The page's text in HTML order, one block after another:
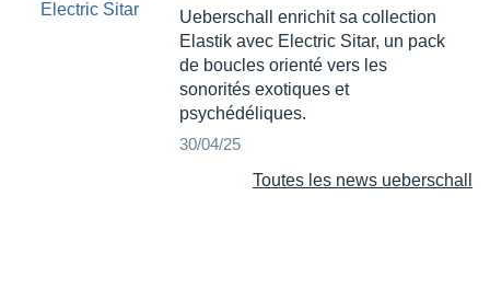
Ueberschall enrichit sa collection
Elastik avec Electric Sitar, un pack
de boucles orienté vers les
sonorités exotiques et
psychédéliques.
30/04/25
Toutes les news ueberschall